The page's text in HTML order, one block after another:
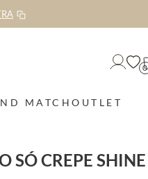
0
MATCHOUTLET
SÓ CREPE